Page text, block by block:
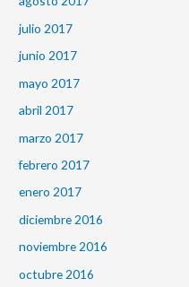
julio 2017
junio 2017
mayo 2017
abril 2017
marzo 2017
febrero 2017
enero 2017
diciembre 2016
noviembre 2016
octubre 2016